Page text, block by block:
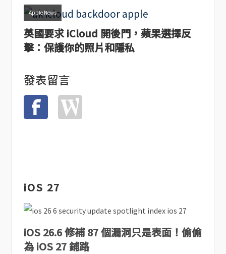
Apple News
英國要求 iCloud 開後門，蘋果選擇反
擊：保護你的照片和隱私
發表留言
iOS 27
iOS 26.6 修補 87 個漏洞只是表面！偷偷
為 iOS 27 鋪路